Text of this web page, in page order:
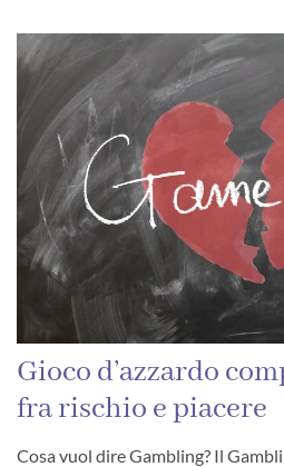
Gioco d’azzardo
fra rischio e piacere
Cosa vuol dire Gambling? Il